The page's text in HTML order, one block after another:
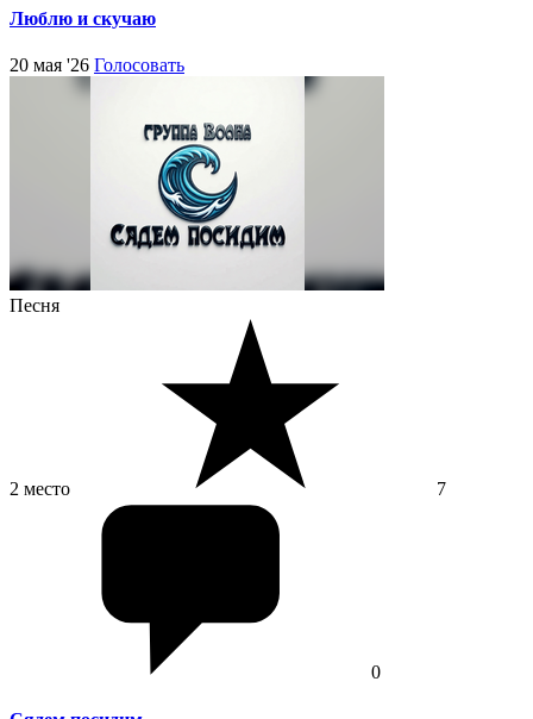
Люблю и скучаю
20 мая '26 Голосовать
Песня
2 место 7
0